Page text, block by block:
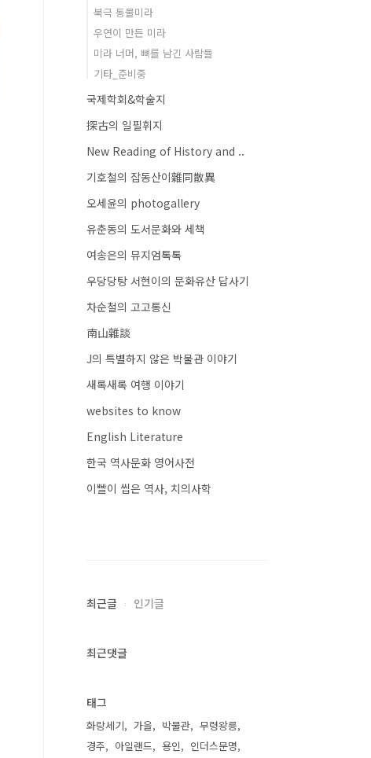
북극 동물미라
우연이 만든 미라
미라 너머, 뼈를 남긴 사람들
기타_준비중
국제학회&학술지
探古의 일필휘지
New Reading of History and ..
기호철의 잡동산이雜同散異
오세윤의 photogallery
유춘동의 도서문화와 세책
여송은의 뮤지엄톡톡
우당당탕 서현이의 문화유산 답사기
차순철의 고고통신
南山雜談
J의 특별하지 않은 박물관 이야기
새록새록 여행 이야기
websites to know
English Literature
한국 역사문화 영어사전
이빨이 씹은 역사, 치의사학
최근글 인기글
최근댓글
태그
화랑세기 가을 박물관
무령왕릉
경주
아일랜드 용인
인더스문명